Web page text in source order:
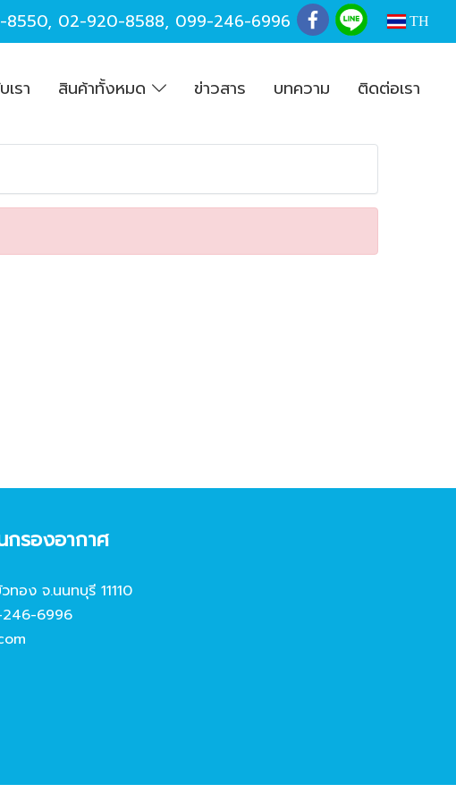
8550, 02-920-8588, 099-246-6996 TH
เรา สินค้าทั้งหมด ข่าวสาร บทความ ติดต่อเรา
รองอากาศ
อง จ.นนทบุรี 11110
6996